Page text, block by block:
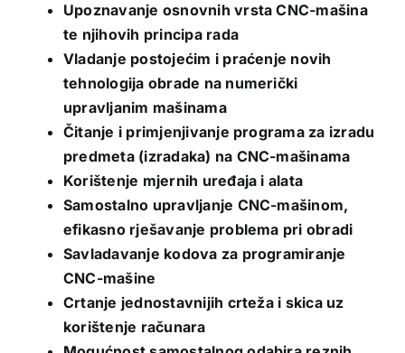
Upoznavanje osnovnih vrsta CNC-mašina
te njihovih principa rada
Vladanje postojećim i praćenje novih
tehnologija obrade na numerički
upravljanim mašinama
Čitanje i primjenjivanje programa za izradu
predmeta (izradaka) na CNC-mašinama
Korištenje mjernih uređaja i alata
Samostalno upravljanje CNC-mašinom,
efikasno rješavanje problema pri obradi
Savladavanje kodova za programiranje
CNC-mašine
Crtanje jednostavnijih crteža i skica uz
korištenje računara